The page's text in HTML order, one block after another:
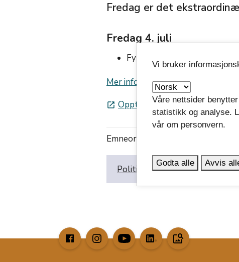
Fredag er det
Fredag 4. juli
Fylkesutvalget fra kl.09.00 -
Mer informasjon om de politiske
launch Opptak fra tidligere møter i
Emneord:
Politikk
image_search
Vi bruker
Våre nettsider
statistikk og analyse.
vår om personvern.
Godta alle Avvis